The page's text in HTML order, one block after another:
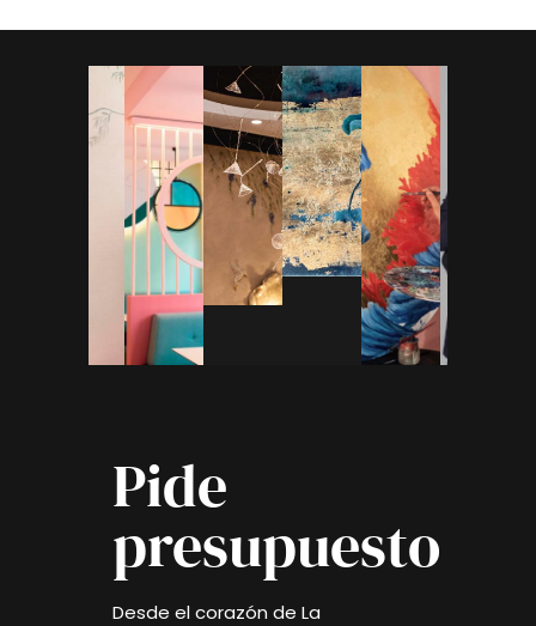
Pide
presupuesto
Desde el corazón de La